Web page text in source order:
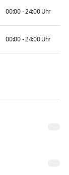
00:00 - 24:00 Uhr
00:00 - 24:00 Uhr